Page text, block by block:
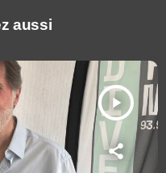
aussi
play_arrow